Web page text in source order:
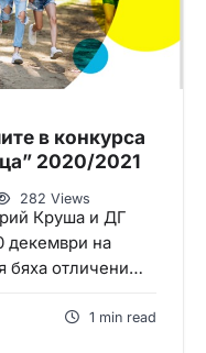
в конкурса
2020/2021
282 Views
Круша и ДГ
декември на
бяха отличени…
1 min read